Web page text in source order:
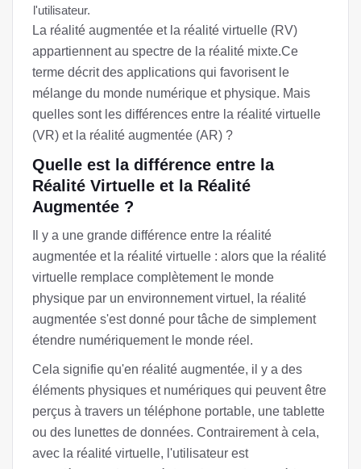
l'utilisateur.
La réalité augmentée et la réalité virtuelle (RV)
appartiennent au spectre de la réalité mixte.Ce
terme décrit des applications qui favorisent le
mélange du monde numérique et physique. Mais
quelles sont les différences entre la réalité virtuelle
(VR) et la réalité augmentée (AR) ?
Quelle est la différence entre la
Réalité Virtuelle et la Réalité
Augmentée ?
Il y a une grande différence entre la réalité
augmentée et la réalité virtuelle : alors que la réalité
virtuelle remplace complètement le monde
physique par un environnement virtuel, la réalité
augmentée s'est donné pour tâche de simplement
étendre numériquement le monde réel.
Cela signifie qu'en réalité augmentée, il y a des
éléments physiques et numériques qui peuvent être
perçus à travers un téléphone portable, une tablette
ou des lunettes de données. Contrairement à cela,
avec la réalité virtuelle, l'utilisateur est